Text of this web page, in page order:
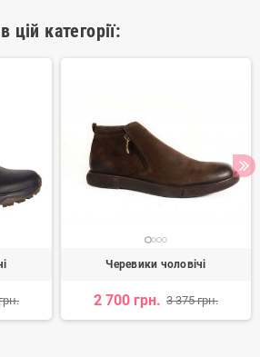
цій категорії:
Черевики чоловічі
2 700 грн. 3 375 грн.